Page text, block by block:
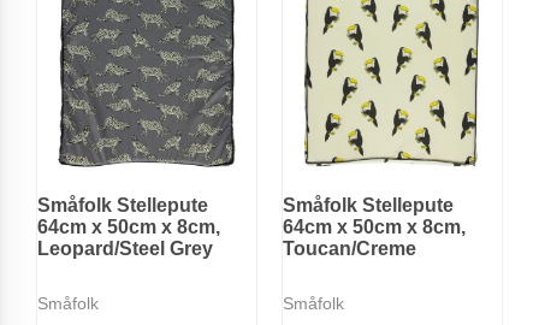
Småfolk Stellepute
64cm x 50cm x 8cm,
Leopard/Steel Grey
Småfolk
Småfolk Stellepute
64cm x 50cm x 8cm,
Toucan/Creme
Småfolk